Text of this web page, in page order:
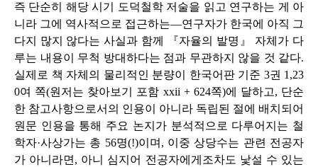
즉 단순히 해당 시기 도덕철학 저술을 읽고 연구하는 게 아
니라 그에 역사적으로 접근하는―연구자가 한국에 아직 그
다지 많지 않다는 사실과 함께 『자율의 발명』 자체가 다
루는 내용이 무척 방대하다는 점과 무관하지 않을 것 같다.
실제로 책 자체의 물리적인 분량이 한국어판 기준 3권 1,23
0여 쪽(원저는 찾아보기 포함 xxii + 624쪽)에 달하고, 단순
한 참고사항으로서의 인용이 아니라 독립된 절에 배치되어
원문 인용을 통해 주요 논지가 분석적으로 다루어지는 철
학자·사상가는 총 56명(!)이며, 이중 상당수는 관련 전공자
가 아니라면, 아니 심지어 전공자에게조차도 낯설 수 있는